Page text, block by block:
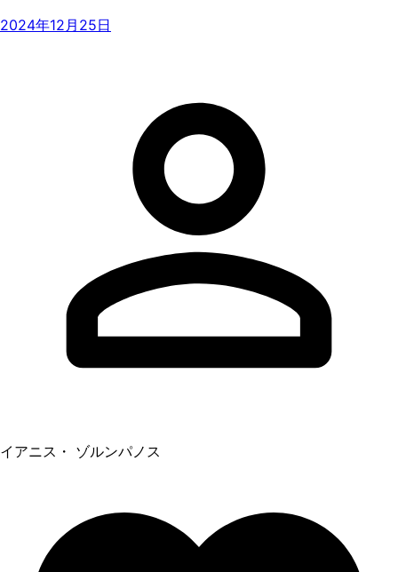
2024年12月25日
イアニス・ ゾルンパノス